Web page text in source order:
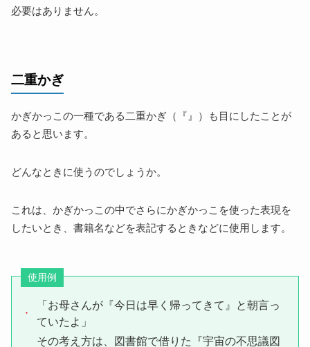
必要はありません。
二重かぎ
かぎかっこの一種である二重かぎ（『』）も目にしたことが
あると思います。
どんなときに使うのでしょうか。
これは、かぎかっこの中でさらにかぎかっこを使った表現を
したいとき、書籍名などを表記するときなどに使用します。
使用例
「お母さんが『今日は早く帰ってきて』と朝言っ
ていたよ」
その考え方は、図書館で借りた『宇宙の不思議図